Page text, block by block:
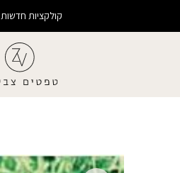
קולקציות חדשות 2026